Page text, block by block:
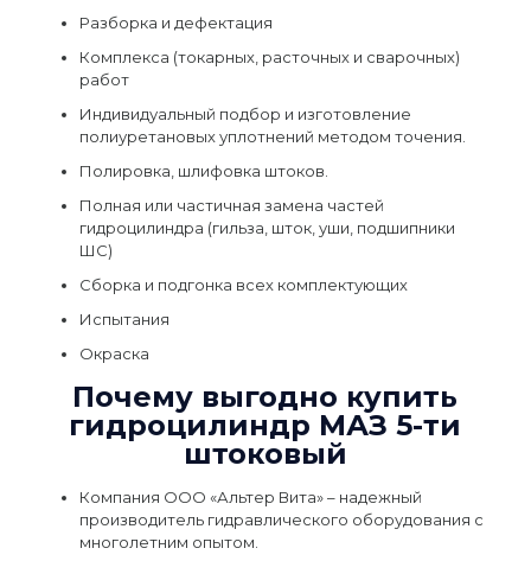
Разборка и дефектация
Комплекса (токарных, расточных и сварочных)
работ
Индивидуальный подбор и изготовление
полиуретановых уплотнений методом точения.
Полировка, шлифовка штоков.
Полная или частичная замена частей
гидроцилиндра (гильза, шток, уши, подшипники
ШС)
Сборка и подгонка всех комплектующих
Испытания
Окраска
Почему выгодно купить
гидроцилиндр МАЗ 5-ти
штоковый
Компания ООО «Альтер Вита» – надежный
производитель гидравлического оборудования с
многолетним опытом.